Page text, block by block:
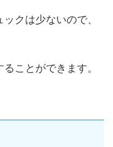
クは少ないので、
ことができます。